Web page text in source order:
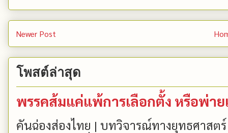
Newer Post
โพสต์ล่าสุด
พรรคส้มแค่แพ้การเลือกตั้ง หรือพ่า
คันฉ่องส่องไทย | บทวิจารณ์ทางยุทธศาสต